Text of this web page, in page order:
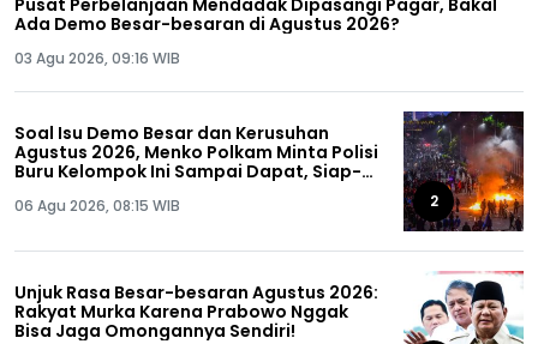
Pusat Perbelanjaan Mendadak Dipasangi Pagar, Bakal
Ada Demo Besar-besaran di Agustus 2026?
03 Agu 2026, 09:16 WIB
Soal Isu Demo Besar dan Kerusuhan
Agustus 2026, Menko Polkam Minta Polisi
Buru Kelompok Ini Sampai Dapat, Siap-
06 Agu 2026, 08:15 WIB 2
Unjuk Rasa Besar-besaran Agustus 2026:
Rakyat Murka Karena Prabowo Nggak
Bisa Jaga Omongannya Sendiri!